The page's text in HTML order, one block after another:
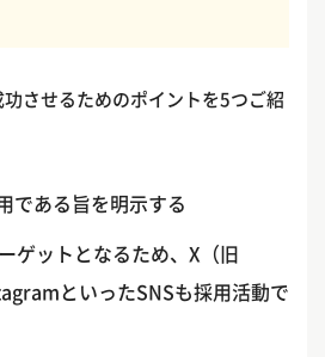
させるためのポイントを5つご紹
である旨を明示する
ゲットとなるため、X（旧
といったSNSも採用活動で